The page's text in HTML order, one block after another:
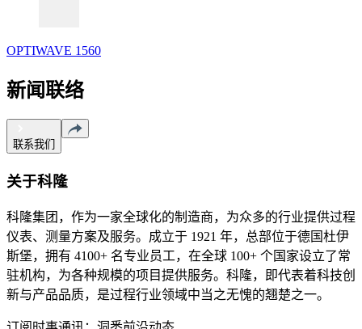
OPTIWAVE 1560
新闻联络
联系我们
关于科隆
科隆集团，作为一家全球化的制造商，为众多的行业提供过程
仪表、测量方案及服务。成立于 1921 年，总部位于德国杜伊
斯堡，拥有 4100+ 名专业员工，在全球 100+ 个国家设立了常
驻机构，为各种规模的项目提供服务。科隆，即代表着科技创
新与产品品质，是过程行业领域中当之无愧的翘楚之一。